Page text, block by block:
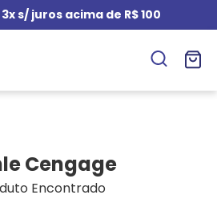
s/ juros acima de R$ 100
Cengage
Encontrado